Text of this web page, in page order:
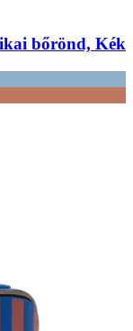
bőrönd, Kék